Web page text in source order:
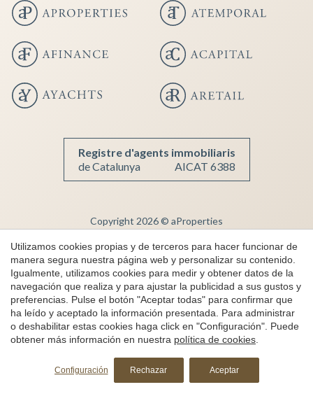
Registre d'agents immobiliaris
de Catalunya
AICAT 6388
Copyright 2026 © aProperties
Inmobiliaria de lujo
AICAT 6388
Aviso Legal
Política de Privacidad
Política de cookies
Canal de denuncias
Utilizamos cookies propias y de terceros para hacer funcionar de
manera segura nuestra página web y personalizar su contenido.
Igualmente, utilizamos cookies para medir y obtener datos de la
navegación que realiza y para ajustar la publicidad a sus gustos y
preferencias. Pulse el botón "Aceptar todas" para confirmar que
ha leído y aceptado la información presentada. Para administrar
o deshabilitar estas cookies haga click en "Configuración". Puede
obtener más información en nuestra política de cookies
Configuración Rechazar Aceptar
Guardar configuración Aceptar todas